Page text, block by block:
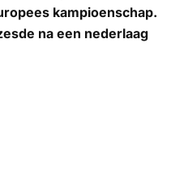
kampioenschap.
na een nederlaag